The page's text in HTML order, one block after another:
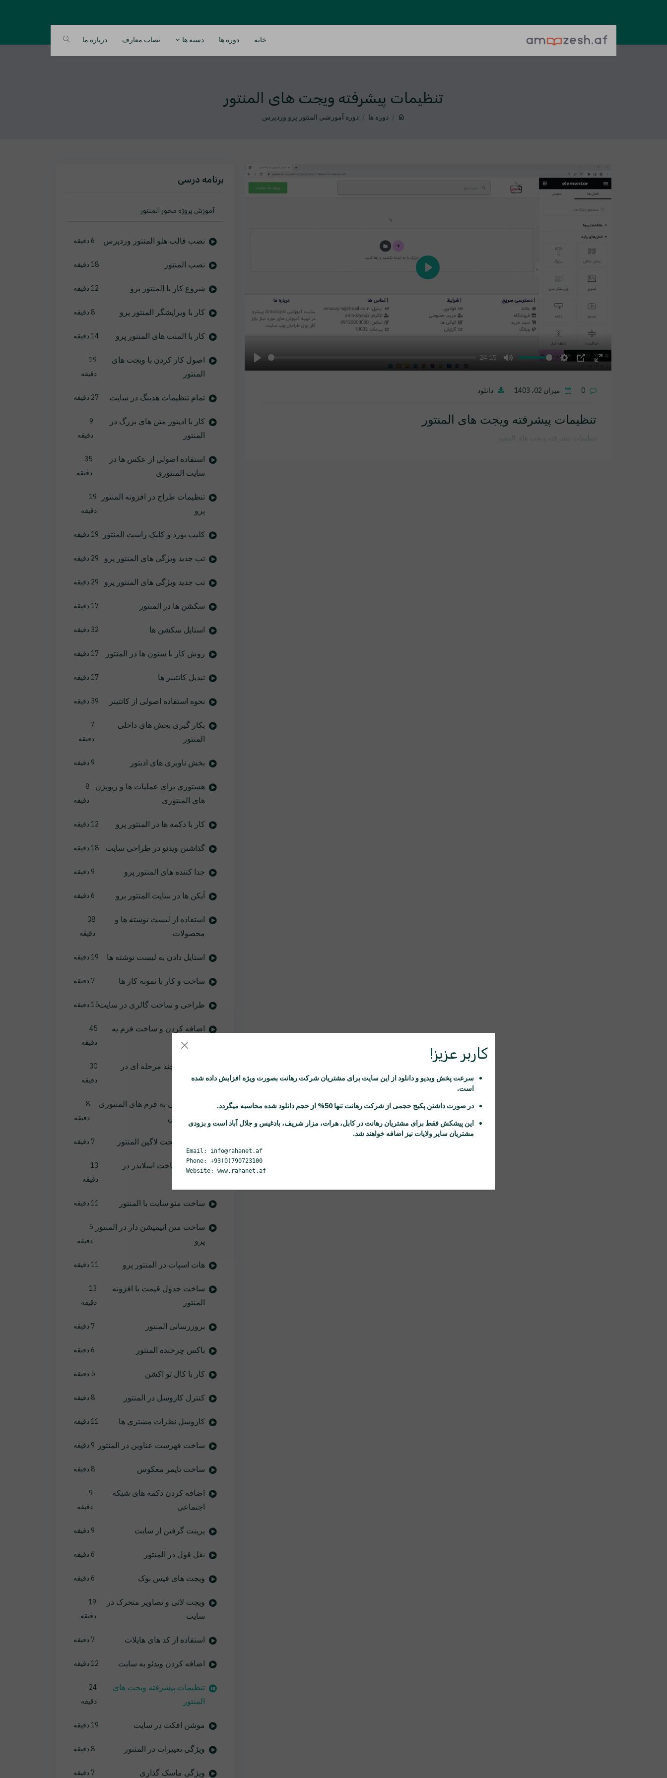
خانه دوره ها دسته ها نصاب معارف درباره ما
تنظیمات پیشرفته ویجت های المنتور
دوره ها دوره آموزشی المنتور پرو وردپرس
24:15
Play
0 میزان 02، 1403 دانلود
تنظیمات پیشرفته ویجت های المنتور
تنظیمات پیشرفته ویجت های المنتور
برنامه درسی
آموزش پروژه محور المنتور
نصب قالب هلو المنتور وردپرس 6 دقیقه
نصب المنتور 18 دقیقه
شروع کار با المنتور پرو 12 دقیقه
کار با ویرایشگر المنتور پرو 8 دقیقه
کار با المنت های المنتور پرو 14 دقیقه
اصول کار کردن با ویجت های
المنتور
19
دقیقه
تمام تنظیمات هدینگ در سایت 27 دقیقه
کار با ادیتور متن های بزرگ در
المنتور
9
دقیقه
استفاده اصولی از عکس ها در
سایت المنتوری
35
دقیقه
تنظیمات طراح در افزونه المنتور
پرو
19
دقیقه
کلیپ بورد و کلیک راست المنتور 19 دقیقه
تب جدید ویژگی های المنتور پرو 29 دقیقه
تب جدید ویژگی های المنتور پرو 29 دقیقه
سکشن ها در المنتور 17 دقیقه
استایل سکشن ها 32 دقیقه
روش کار با ستون ها در المنتور 17 دقیقه
تبدیل کانتینر ها 17 دقیقه
نحوه استفاده اصولی از کانتینر 39 دقیقه
بکار گیری بخش های داخلی
المنتور
7
دقیقه
بخش ناوبری های ادیتور 9 دقیقه
هستوری برای عملیات ها و ریویژن
های المنتوری
8
دقیقه
کار با دکمه ها در المنتور پرو 12 دقیقه
گذاشتن ویدئو در طراحی سایت 18 دقیقه
جدا کننده های المنتور پرو 9 دقیقه
آیکن ها در سایت المنتور پرو 6 دقیقه
استفاده از لیست نوشته ها و
محصولات
38
دقیقه
استایل دادن به لیست نوشته ها 19 دقیقه
ساخت و کار با نمونه کار ها 7 دقیقه
طراحی و ساخت گالری در سایت15 دقیقه
اضافه کردن و ساخت فرم به
سایت
45
دقیقه
فرم های چند مرحله ای در
وردپرس
30
دقیقه
استایل دهی به فرم های المنتوری
در وردپرس
8
دقیقه
آموزش ویجت لاگین المنتور 7 دقیقه
آموزش ساخت اسلایدر در
13
دقیقه
ساخت منو سایت با المنتور 11 دقیقه
ساخت متن انیمیشن دار در المنتور
پرو
5
دقیقه
هات اسپات در المنتور پرو 11 دقیقه
ساخت جدول قیمت با افزونه
المنتور
13
دقیقه
بروزرسانی المنتور 7 دقیقه
باکس چرخنده المنتور 6 دقیقه
کار با کال تو اکشن 5 دقیقه
کنترل کاروسل در المنتور 8 دقیقه
کاروسل نظرات مشتری ها 11 دقیقه
ساخت فهرست عناوین در المنتور 9 دقیقه
ساخت تایمر معکوس 8 دقیقه
اضافه کردن دکمه های شبکه
اجتماعی
9
دقیقه
پرینت گرفتن از سایت 9 دقیقه
نقل قول در المنتور 6 دقیقه
ویجت های فیس بوک 6 دقیقه
ویجت لاتی و تصاویر متحرک در
سایت
19
دقیقه
استفاده از کد های هایلات 7 دقیقه
اضافه کردن ویدئو به سایت 12 دقیقه
تنظیمات پیشرفته ویجت های
المنتور
24
دقیقه
موشن افکت در سایت 19 دقیقه
ویژگی تغییرات در المنتور 8 دقیقه
ویژگی ماسک گذاری 7 دقیقه
کاربر عزیز!
سرعت پخش ویدیو و دانلود از این سایت برای مشتریان شرکت رهانت بصورت ویژه افزایش داده شده
است.
در صورت داشتن پکیج حجمی از شرکت رهانت تنها 50% از حجم دانلود شده محاسبه میگردد.
این پیشکش فقط برای مشتریان رهانت در کابل، هرات، مزار شریف، بادغیس و جلال آباد است و بزودی
مشتریان سایر ولایات نیز اضافه خواهند شد.
Email: info@rahanet.af
Phone: +93(0)790723100
Website: www.rahanet.af